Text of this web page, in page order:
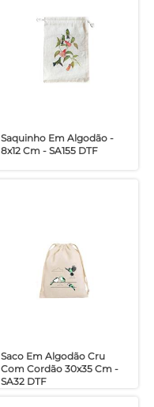
Saquinho Em Algodão -
8x12 Cm - SA155 DTF
Saco Em Algodão Cru
Com Cordão 30x35 Cm -
SA32 DTF